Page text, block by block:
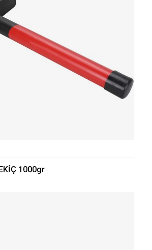
1000gr